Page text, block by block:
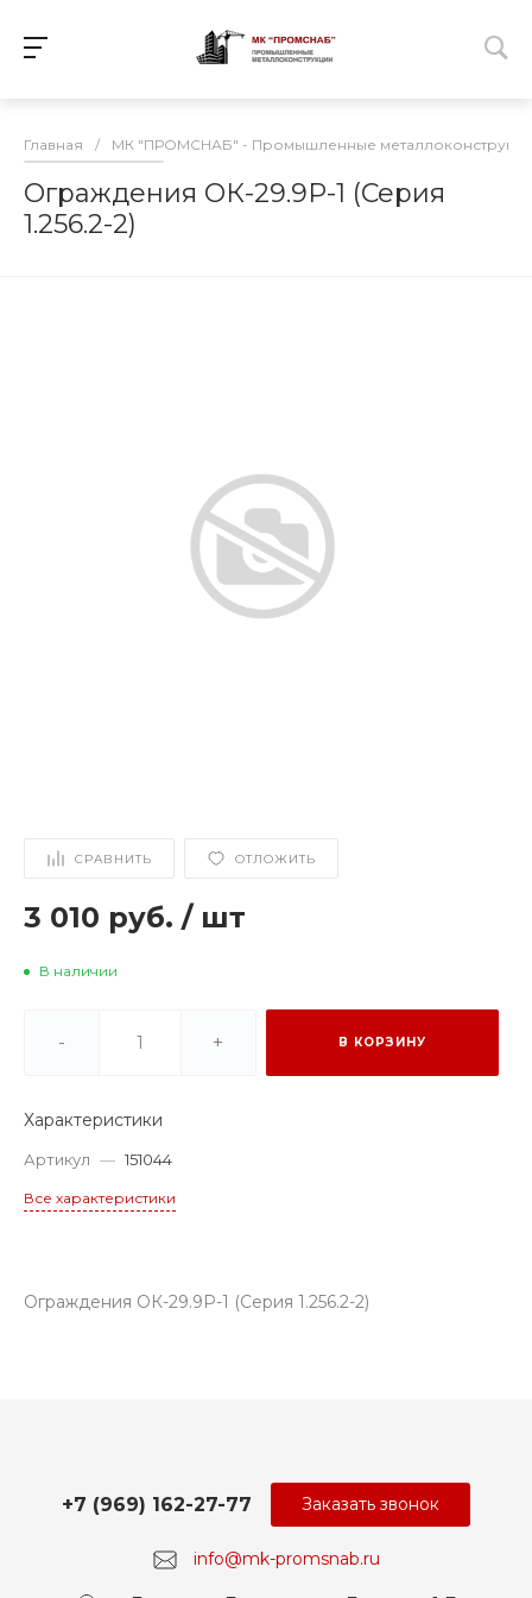
Главная / МК "ПРОМСНАБ" - Промышленные
Ограждения ОК-29.9Р-1 (Серия
1.256.2-2)
СРАВНИТЬ ОТЛОЖИТЬ
3 010 руб. / шт
В наличии
- + В КОРЗИНУ
Характеристики
Артикул — 151044
Все характеристики
Ограждения ОК-29.9Р-1 (Серия 1.256.2-2)
info@mk-promsnab.ru
+7 (969) 162-27-77 Заказать звонок